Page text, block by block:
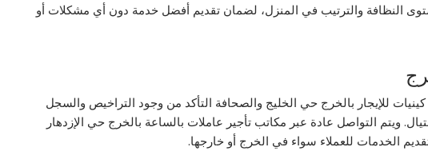
النظافة والترتيب في المنزل، لضمان تقديم أفضل خدمة دون أي مشكلات أو
للإيجار بالخرج حي الخليج والصحافة التأكد من وجود التراخيص والسجل
ويتم التواصل عادة عبر مكاتب تأجير عاملات بالساعة بالخرج حي الإزدهار
الخدمات للعملاء سواء في الخرج أو خارجها.